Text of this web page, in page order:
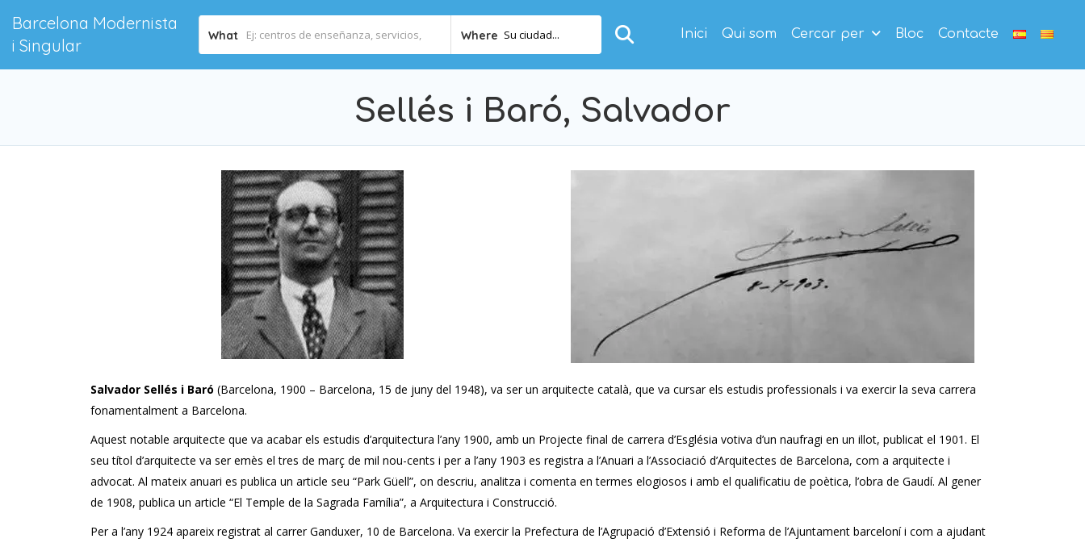
Barcelona Modernista
i Singular
What Where Su ciudad... Inici Qui som Cercar per Bloc Contacte
Sellés i Baró, Salvador
Salvador Sellés i Baró (Barcelona, 1900 – Barcelona, 15 de juny del 1948), va ser un arquitecte català, que va cursar els estudis professionals i va exercir la seva carrera
fonamentalment a Barcelona.
Aquest notable arquitecte que va acabar els estudis d’arquitectura l’any 1900, amb un Projecte final de carrera d’Església votiva d’un naufragi en un illot, publicat el 1901. El
seu títol d’arquitecte va ser emès el tres de març de mil nou-cents i per a l’any 1903 es registra a l’Anuari a l’Associació d’Arquitectes de Barcelona, com a arquitecte i
advocat. Al mateix anuari es publica un article seu “Park Güell”, on descriu, analitza i comenta en termes elogiosos i amb el qualificatiu de poètica, l’obra de Gaudí. Al gener
de 1908, publica un article “El Temple de la Sagrada Família”, a Arquitectura i Construcció.
Per a l’any 1924 apareix registrat al carrer Ganduxer, 10 de Barcelona. Va exercir la Prefectura de l’Agrupació d’Extensió i Reforma de l’Ajuntament barceloní i com a ajudant